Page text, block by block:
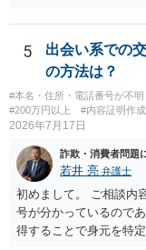
す。 一方、このチケッ
も付随していたことを
ば、交際を終了させた
重大な障害が発生して
かは微妙であり、むし
合致するのではないか
隣り合わせになること
ところです。一方、チ
合わせにならずに済む
あったり特別席であっ
ん。当該チケットがチ
5
出会い系での
の方法は？
#本名・住所・電話番号が不明
#200万円以上
#内容証明作
2026年7月17日
詐欺・消費者問題
若井 亮 弁護士
初めまして。 ご相談内
号が分かっているので
得することで身元を特